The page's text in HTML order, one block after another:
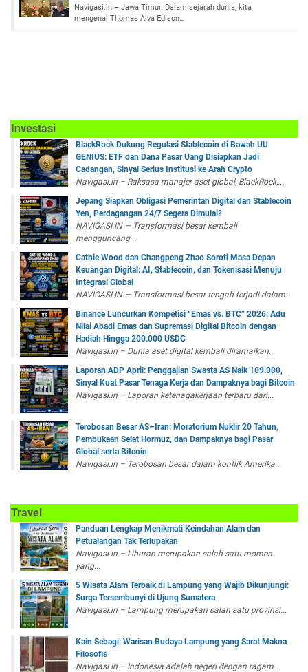
Navigasi.in – Jawa Timur. Dalam sejarah dunia, kita
mengenal Thomas Alva Edison…
Investasi
BlackRock Dukung Regulasi Stablecoin di Bawah UU
GENIUS: ETF dan Dana Pasar Uang Disiapkan Jadi
Cadangan, Sinyal Serius Institusi ke Arah Crypto
Navigasi.in – Raksasa manajer aset global, BlackRock,...
Jepang Siapkan Obligasi Pemerintah Digital dan Stablecoin
Yen, Perdagangan 24/7 Segera Dimulai?
NAVIGASI.IN — Transformasi besar kembali
mengguncang...
Cathie Wood dan Changpeng Zhao Soroti Masa Depan
Keuangan Digital: AI, Stablecoin, dan Tokenisasi Menuju
Integrasi Global
NAVIGASI.IN — Transformasi besar tengah terjadi dalam...
Binance Luncurkan Kompetisi “Emas vs. BTC” 2026: Adu
Nilai Abadi Emas dan Supremasi Digital Bitcoin dengan
Hadiah Hingga 200.000 USDC
Navigasi.in – Dunia aset digital kembali diramaikan...
Laporan ADP April: Penggajian Swasta AS Naik 109.000,
Sinyal Kuat Pasar Tenaga Kerja dan Dampaknya bagi Bitcoin
Navigasi.in – Laporan ketenagakerjaan terbaru dari...
Terobosan Besar AS–Iran: Moratorium Nuklir 20 Tahun,
Pembukaan Selat Hormuz, dan Dampaknya bagi Pasar
Global serta Bitcoin
Navigasi.in – Terobosan besar dalam konflik Amerika...
Travel
Panduan Lengkap Menikmati Keindahan Alam dan
Petualangan Tak Terlupakan
Navigasi.in – Liburan merupakan salah satu momen
yang...
5 Wisata Alam Terbaik di Lampung yang Wajib Dikunjungi:
Surga Tersembunyi di Ujung Sumatera
Navigasi.in – Lampung merupakan salah satu provinsi...
Kain Sebagi: Warisan Budaya Lampung yang Sarat Makna
Filosofis
Navigasi.in – Indonesia adalah negeri dengan ragam...